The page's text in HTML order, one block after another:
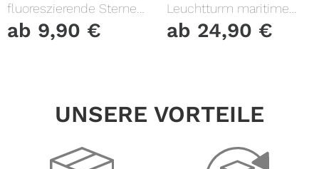
fluoreszierende Sterne
und Punkte leuchten im
Dunklen Kinderzimmer
ab 9,90 €
Leuchtturm maritime
Fensterfolie Fensterdeko
Milchglasfolie
ab 24,90 €
UNSERE VORTEILE